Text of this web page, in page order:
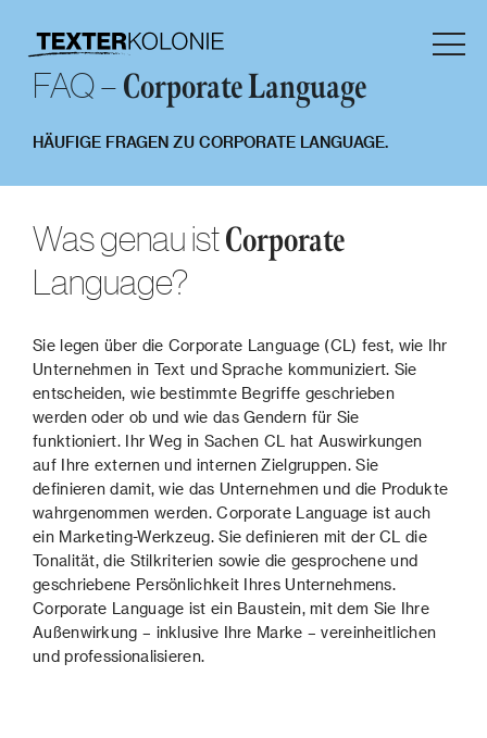
FAQ –Corporate Language
HÄUFIGE FRAGEN ZU CORPORATE LANGUAGE.
Was genau istCorporate
Language?
Sie legen über die Corporate Language (CL) fest, wie Ihr
Unternehmen in Text und Sprache kommuniziert. Sie
entscheiden, wie bestimmte Begriffe geschrieben
werden oder ob und wie das Gendern für Sie
funktioniert. Ihr Weg in Sachen CL hat Auswirkungen
auf Ihre externen und internen Zielgruppen. Sie
definieren damit, wie das Unternehmen und die Produkte
wahrgenommen werden. Corporate Language ist auch
ein Marketing-Werkzeug. Sie definieren mit der CL die
Tonalität, die Stilkriterien sowie die gesprochene und
geschriebene Persönlichkeit Ihres Unternehmens.
Corporate Language ist ein Baustein, mit dem Sie Ihre
Außenwirkung – inklusive Ihre Marke – vereinheitlichen
und professionalisieren.